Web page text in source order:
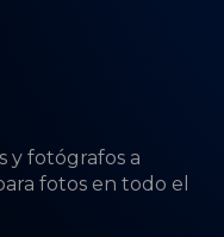
y fotógrafos a
fotos en todo el